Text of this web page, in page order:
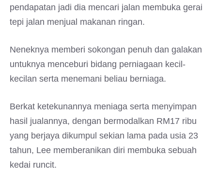
pendapatan jadi dia mencari jalan membuka gerai
tepi jalan menjual makanan ringan.
Neneknya memberi sokongan penuh dan galakan
untuknya menceburi bidang perniagaan kecil-
kecilan serta menemani beliau berniaga.
Berkat ketekunannya meniaga serta menyimpan
hasil jualannya, dengan bermodalkan RM17 ribu
yang berjaya dikumpul sekian lama pada usia 23
tahun, Lee memberanikan diri membuka sebuah
kedai runcit.